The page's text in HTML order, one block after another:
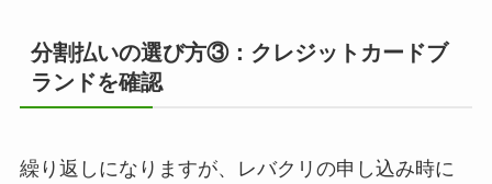
分割払いの選び方③：クレジットカードブ
ランドを確認
繰り返しになりますが、レバクリの申し込み時に